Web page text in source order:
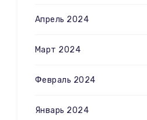
Апрель 2024
Март 2024
Февраль 2024
Январь 2024